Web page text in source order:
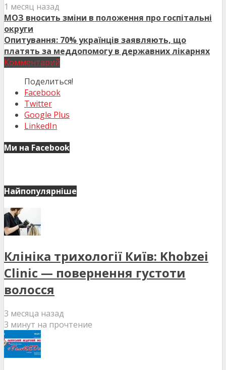
1 месяц назад
МОЗ вносить зміни в положення про госпітальні
округи
Опитування: 70% українців заявляють, що
платять за меддопомогу в державних лікарнях
Комментарий
Поделиться!
Facebook
Twitter
Google Plus
LinkedIn
Ми на Facebook
Найпопулярніше
Клініка трихології Київ: Khobzei
Clinic — повернення густоти
волосся
3 месяца назад
3 минут на прочтение